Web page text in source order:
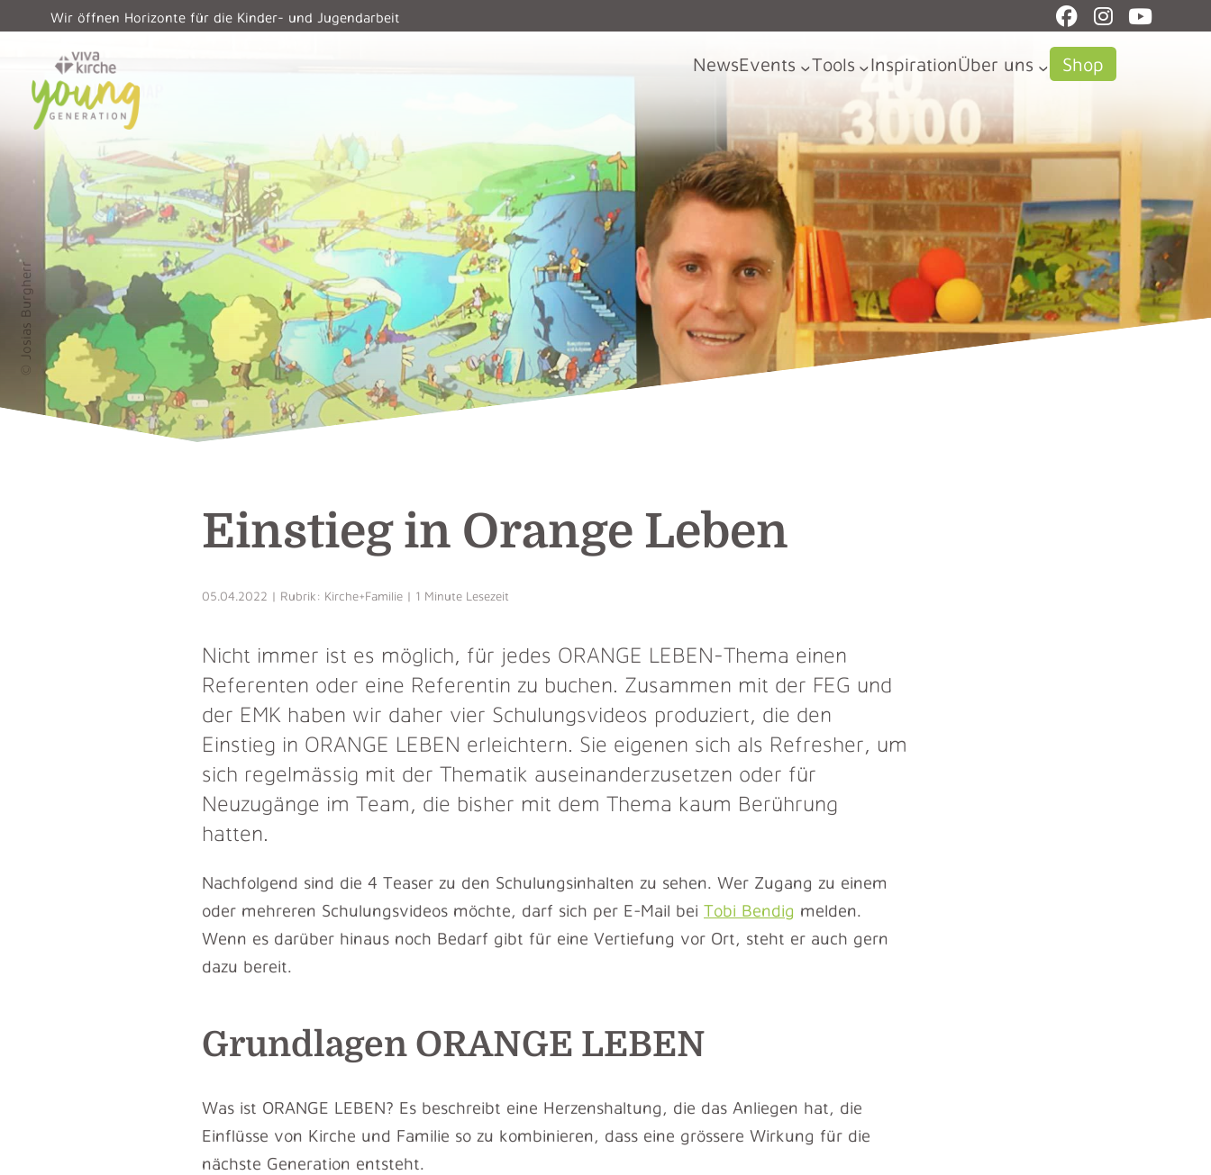
Wir öffnen Horizonte für die Kinder- und Jugendarbeit
NewsEvents Tools InspirationÜber uns Shop
© Josias Burgherr
Einstieg in Orange Leben
05.04.2022 | Rubrik: Kirche+Familie | 1 Minute Lesezeit
Nicht immer ist es möglich, für jedes ORANGE LEBEN-Thema einen
Referenten oder eine Referentin zu buchen. Zusammen mit der FEG und
der EMK haben wir daher vier Schulungsvideos produziert, die den
Einstieg in ORANGE LEBEN erleichtern. Sie eigenen sich als Refresher, um
sich regelmässig mit der Thematik auseinanderzusetzen oder für
Neuzugänge im Team, die bisher mit dem Thema kaum Berührung
hatten.
Nachfolgend sind die 4 Teaser zu den Schulungsinhalten zu sehen. Wer Zugang zu einem
oder mehreren Schulungsvideos möchte, darf sich per E-Mail bei Tobi Bendig melden.
Wenn es darüber hinaus noch Bedarf gibt für eine Vertiefung vor Ort, steht er auch gern
dazu bereit.
Grundlagen ORANGE LEBEN
Was ist ORANGE LEBEN? Es beschreibt eine Herzenshaltung, die das Anliegen hat, die
Einflüsse von Kirche und Familie so zu kombinieren, dass eine grössere Wirkung für die
nächste Generation entsteht.